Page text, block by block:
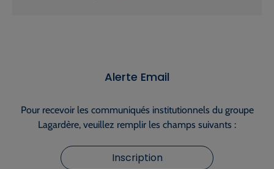
Alerte Email
Pour recevoir les communiqués institutionnels du groupe
Lagardère, veuillez remplir les champs suivants :
Inscription